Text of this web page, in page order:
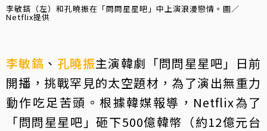
李敏鎬（左）和孔曉振在「問問星星吧」中上演浪漫戀情。圖／
Netflix提供
李敏鎬 、 孔曉振主演韓劇「問問星星吧」日前
開播，挑戰罕見的太空題材，為了演出無重力
動作吃足苦頭。根據韓媒報導，Netflix為了
「問問星星吧」砸下500億韓幣（約12億元台